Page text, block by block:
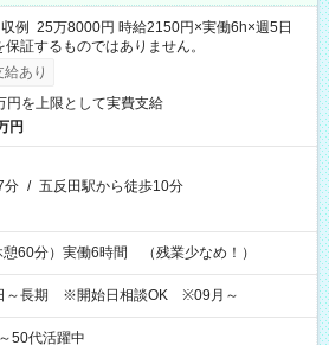
例 25万8000円 時給2150円×実働6h×週5日
証するものではありません。
あり
円を上限として実費支給
円
分 / 五反田駅から徒歩10分
60分）実働6時間 （残業少なめ！）
～長期 ※開始日相談OK ※09月～
50代活躍中